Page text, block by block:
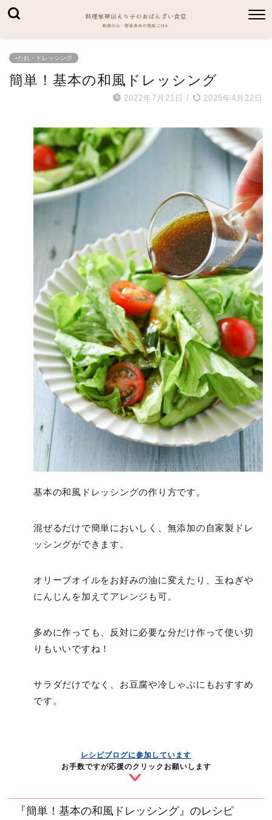
▪たれ・ドレッシング
簡単！基本の和風ドレッシング
2022年7月21日 / 2025年4月22日
基本の和風ドレッシングの作り方です。
混ぜるだけで簡単においしく、無添加の自家製ドレ
ッシングができます。
オリーブオイルをお好みの油に変えたり、玉ねぎや
にんじんを加えてアレンジも可。
多めに作っても、反対に必要な分だけ作って使い切
りもいいですね！
サラダだけでなく、お豆腐や冷しゃぶにもおすすめ
です。
レシピブログに参加しています
お手数ですが応援のクリックお願いします
『簡単！基本の和風ドレッシング』のレシピ